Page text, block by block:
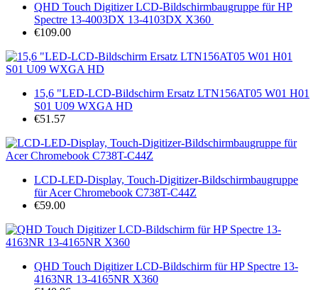
QHD Touch Digitizer LCD-Bildschirmbaugruppe für HP
Spectre 13-4003DX 13-4103DX X360 ​
€109.00
15,6 "LED-LCD-Bildschirm Ersatz LTN156AT05 W01 H01
S01 U09 WXGA HD
€51.57
LCD-LED-Display, Touch-Digitizer-Bildschirmbaugruppe
für Acer Chromebook C738T-C44Z
€59.00
QHD Touch Digitizer LCD-Bildschirm für HP Spectre 13-
4163NR 13-4165NR X360